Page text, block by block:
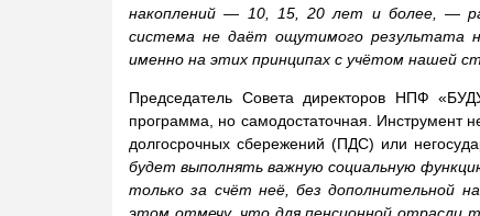
накоплений — 10, 15, 20 лет и более, —
система не даёт ощутимого результата
именно на этих принципах с учётом нашей
Председатель Совета директоров НПФ
программа, но самодостаточная. Инструмент
долгосрочных сбережений (ПДС) или
будет выполнять важную социальную
только за счёт неё, без дополнительной
этом отмечу, что для пенсионной отрасли